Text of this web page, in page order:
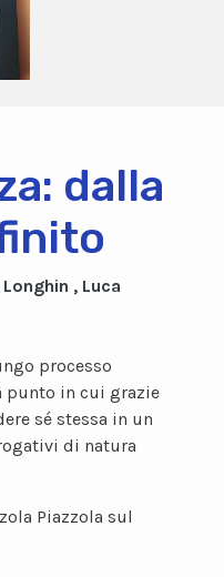
dalla
, Luca
processo
punto in cui grazie
sé stessa in un
di natura
Piazzola sul